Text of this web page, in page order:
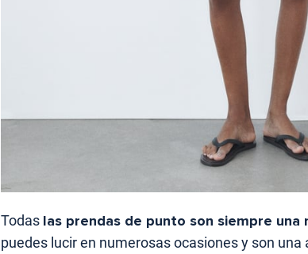
Todas las prendas de punto son siempre una
puedes lucir en numerosas ocasiones y son